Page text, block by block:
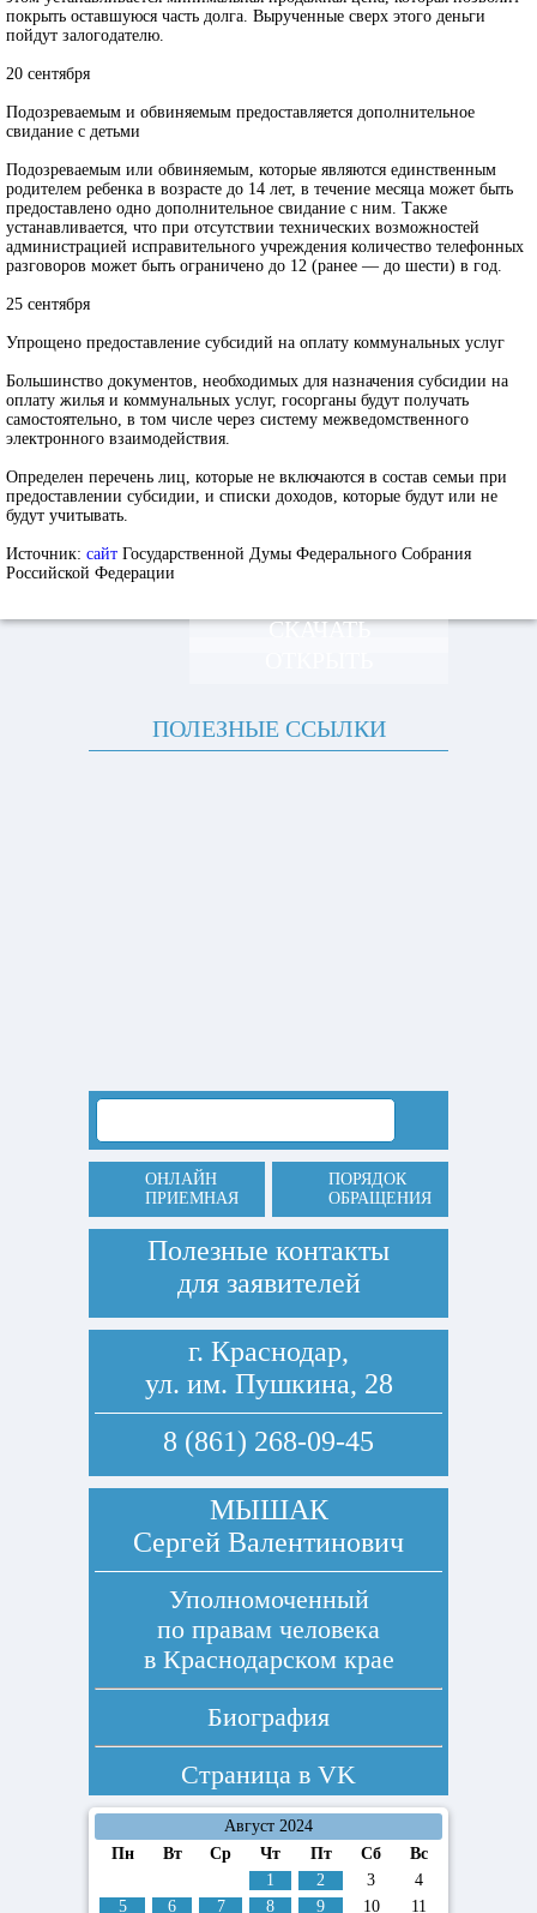
покрыть оставшуюся часть долга. Вырученные сверх этого деньги
пойдут залогодателю.
20 сентября
Подозреваемым и обвиняемым предоставляется дополнительное
свидание с детьми
Подозреваемым или обвиняемым, которые являются единственным
родителем ребенка в возрасте до 14 лет, в течение месяца может быть
предоставлено одно дополнительное свидание с ним. Также
устанавливается, что при отсутствии технических возможностей
администрацией исправительного учреждения количество телефонных
разговоров может быть ограничено до 12 (ранее — до шести) в год.
25 сентября
Упрощено предоставление субсидий на оплату коммунальных услуг
Большинство документов, необходимых для назначения субсидии на
оплату жилья и коммунальных услуг, госорганы будут получать
самостоятельно, в том числе через систему межведомственного
электронного взаимодействия.
Определен перечень лиц, которые не включаются в состав семьи при
предоставлении субсидии, и списки доходов, которые будут или не
будут учитывать.
Источник: сайт Государственной Думы Федерального Собрания
Российской Федерации
СКАЧАТЬ
ПОЛЕЗНЫЕ ССЫЛКИ
ОНЛАЙН
ПРИЕМНАЯ
ПОРЯДОК
ОБРАЩЕНИЯ
Полезные контакты
для заявителей
г. Краснодар,
ул. им. Пушкина, 28
8 (861) 268-09-45
МЫШАК
Сергей Валентинович
Уполномоченный
по правам человека
в Краснодарском крае
Биография
Страница в VK
Август 2024
Пн
Вт Ср Чт Пт Сб
Вс
1
2 3
4
5
6 7 8 9 10 11